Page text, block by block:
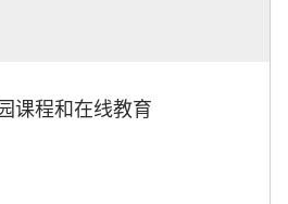
课程和在线教育